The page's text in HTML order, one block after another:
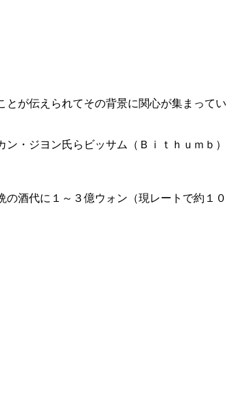
が伝えられてその背景に関心が集まってい
・ジヨン氏らビッサム（Ｂｉｔｈｕｍｂ）
酒代に１～３億ウォン（現レートで約１０